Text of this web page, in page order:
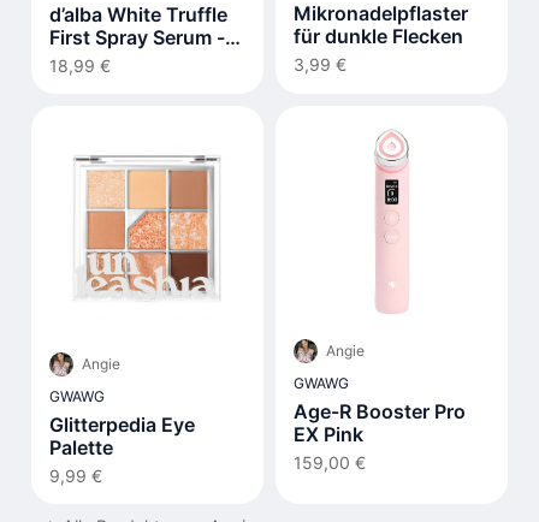
d’alba White Truffle
First Spray Serum -
100ml
18,99 €
Mikronadelpflaster
für dunkle Flecken
3,99 €
Angie
GWAWG
Glitterpedia Eye
Palette
9,99 €
Angie
GWAWG
Age-R Booster Pro
EX Pink
159,00 €